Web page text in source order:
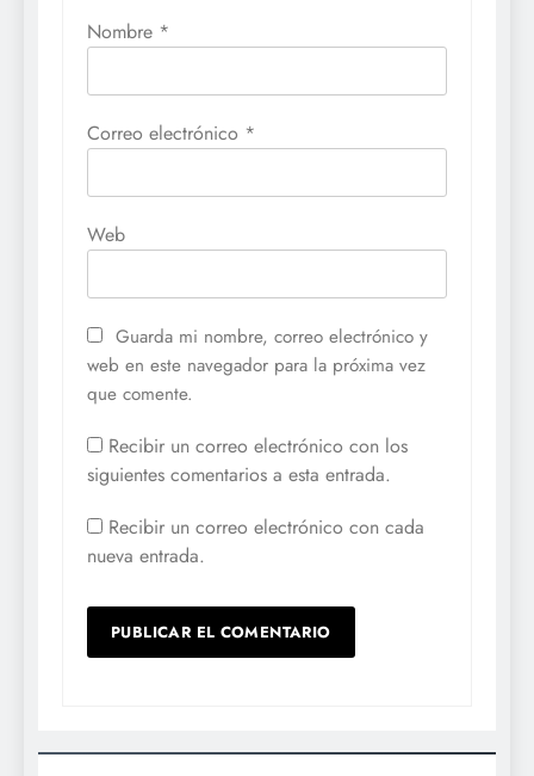
Nombre *
Correo electrónico *
Web
Guarda mi nombre, correo electrónico y
web en este navegador para la próxima vez
que comente.
Recibir un correo electrónico con los
siguientes comentarios a esta entrada.
Recibir un correo electrónico con cada
nueva entrada.